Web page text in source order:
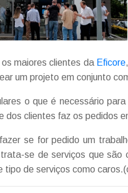
maiores clientes da Eficore
um projeto em conjunto
o que é necessário
dos clientes faz os pedidos
se for pedido um
se de serviços que são
tipo de serviços como